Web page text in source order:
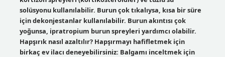
solüsyonu kullanılabilir. Burun çok tıkalıysa, kısa bir süre
için dekonjestanlar kullanılabilir. Burun akıntısı çok
yoğunsa, ipratropium burun spreyleri yardımcı olabilir.
Hapşırık nasıl azaltılır? Hapşırmayı hafifletmek için
birkaç ev ilacı deneyebilirsiniz: Balgamı inceltmek için